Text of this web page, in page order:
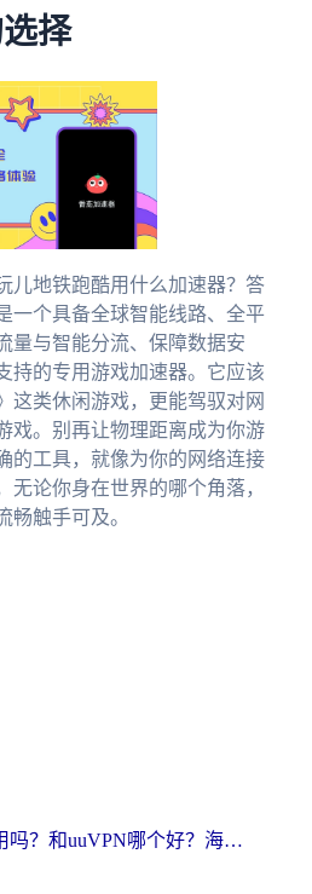
择
儿地铁跑酷用什么加速器？答
一个具备全球智能线路、全平
量与智能分流、保障数据安
持的专用游戏加速器。它应该
这类休闲游戏，更能驾驭对网
戏。别再让物理距离成为你游
的工具，就像为你的网络连接
无论你身在世界的哪个角落，
畅触手可及。
MalusVPN好用吗？和uuVPN哪个好？海外党无缝访问国内资源的真实对比与选择指南